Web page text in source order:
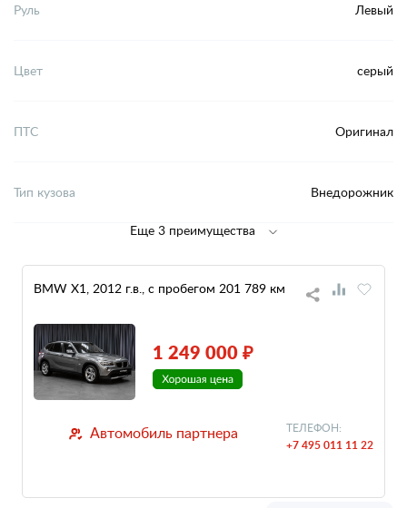
Руль Левый
Цвет серый
ПТС Оригинал
Тип кузова Внедорожник
Еще 3 преимущества
BMW X1, 2012 г.в., с пробегом 201 789 км
1 249 000 ₽
Автомобиль партнера ТЕЛЕФОН:
+7 495 011 11 22